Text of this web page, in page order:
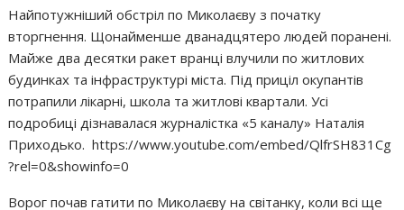
Найпотужніший обстріл по Миколаєву з початку
вторгнення. Щонайменше дванадцятеро людей поранені.
Майже два десятки ракет вранці влучили по житлових
будинках та інфраструктурі міста. Під приціл окупантів
потрапили лікарні, школа та житлові квартали. Усі
подробиці дізнавалася журналістка «5 каналу» Наталія
Приходько. https://www.youtube.com/embed/QlfrSH831Cg
?rel=0&showinfo=0
Ворог почав гатити по Миколаєву на світанку, коли всі ще